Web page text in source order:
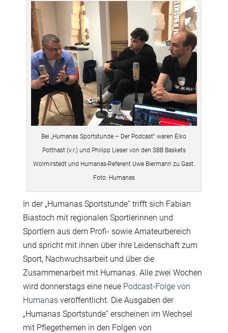
Bei „Humanas Sportstunde – Der Podcast“ waren Eiko
Potthast (v.r.) und Philipp Lieser von den SBB Baskets
Wolmirstedt und Humanas-Referent Uwe Biermann zu Gast.
Foto: Humanas
In der „Humanas Sportstunde“ trifft sich Fabian
Biastoch mit regionalen Sportlerinnen und
Sportlern aus dem Profi- sowie Amateurbereich
und spricht mit ihnen über ihre Leidenschaft zum
Sport, Nachwuchsarbeit und über die
Zusammenarbeit mit Humanas. Alle zwei Wochen
wird donnerstags eine neue Podcast-Folge von
Humanasveröffentlicht. Die Ausgaben der
„Humanas Sportstunde“ erscheinen im Wechsel
mit Pflegethemen in den Folgen von